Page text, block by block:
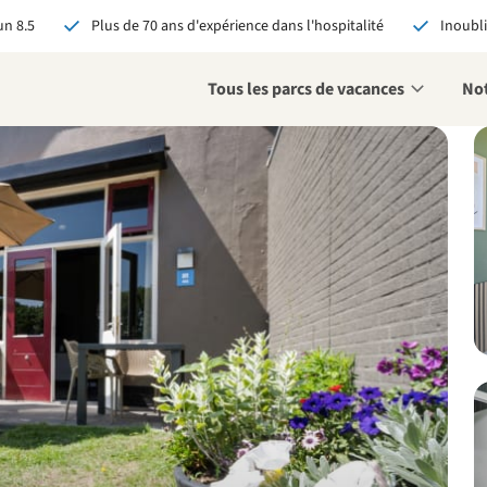
8.5 Plus de 70 ans d'expérience dans l'hospitalité
Tous les parcs de vacances
via RCN, vous
garantie du meilleur prix
avantages exclusifs
contact personnalisé
tous les avantages